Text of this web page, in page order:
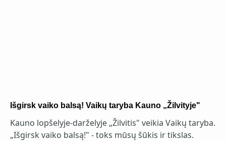
Išgirsk vaiko balsą! Vaikų taryba Kauno „Žilvityje"
Kauno lopšelyje-darželyje „Žilvitis" veikia Vaikų taryba.
„Išgirsk vaiko balsą!" - toks mūsų šūkis ir tikslas.